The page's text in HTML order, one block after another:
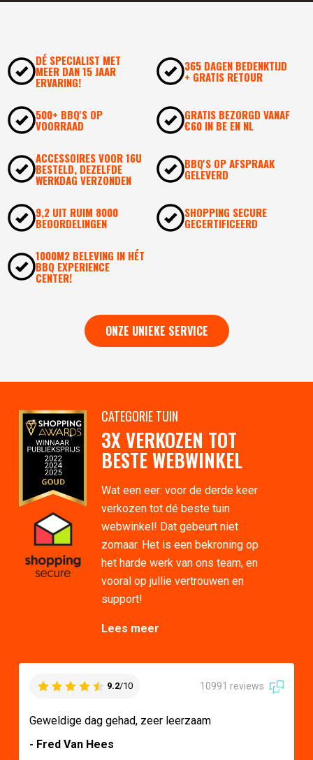
DÉ SPECIALIST MET
MEER DAN 15 JAAR
ERVARING!
365 DAGEN BEDENKTIJD
+ GRATIS RETOUR
500+ BBQ'S OP
VOORRAAD
GRATIS BEZORGD VANAF
€60 IN BE EN NL
ACCESSOIRES VOOR 16U
BESTELD, DEZELFDE
WERKDAG VERZONDEN
BBQ'S OP AFSPRAAK
GELEVERD
9,2 UIT RUIM 8000
BEOORDELINGEN
SHOPPING SECURE
GECERTIFICEERD
1000M2 BELEVING IN HÉT
BBQ EXPERIENCE
CENTER!
ONZE UNIEKE SERVICE
CATEGORIE TUIN
3X VERKOZEN TOT
BESTE WEBWINKEL
Wat een eer: voor de derde keer
verkozen tot dé beste tuin
webwinkel! Dat gebeurt niet
zomaar. Het is een bekroning op
het harde werk van ons team, en
vooral op jullie vertrouwen en
support!
Lees meer
9.2/10 10991 reviews
Geweldige dag gehad, zeer leerzaam
- Fred Van Hees